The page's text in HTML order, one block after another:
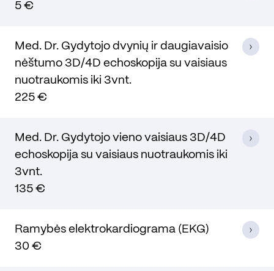
5 €
Med. Dr. Gydytojo dvynių ir daugiavaisio
nėštumo 3D/4D echoskopija su vaisiaus
nuotraukomis iki 3vnt.
225 €
Med. Dr. Gydytojo vieno vaisiaus 3D/4D
echoskopija su vaisiaus nuotraukomis iki
3vnt.
135 €
Ramybės elektrokardiograma (EKG)
30 €